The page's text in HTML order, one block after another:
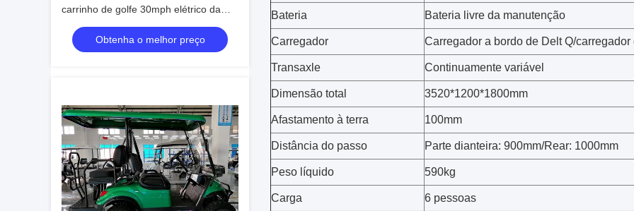
carrinho de golfe 30mph elétrico da
velocidade máxima atualizável
Obtenha o melhor preço
Bateria Bateria livre da manutenção
Carregador Carregador a bordo de Delt Q/carregador
Transaxle Continuamente variável
Dimensão total 3520*1200*1800mm
Afastamento à terra 100mm
Distância do passo Parte dianteira: 900mm/Rear: 1000mm
Peso líquido 590kg
Carga 6 pessoas